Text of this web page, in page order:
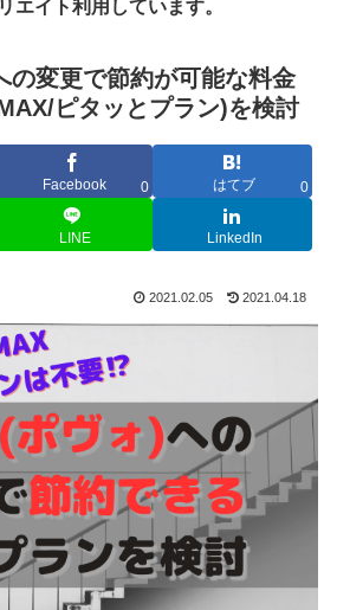
エイト利用しています。
の変更で節約が可能な料金
ピタッとプラン)を検討
Facebook 0 はてブ 0
LINE LinkedIn
2021.02.05 2021.04.18